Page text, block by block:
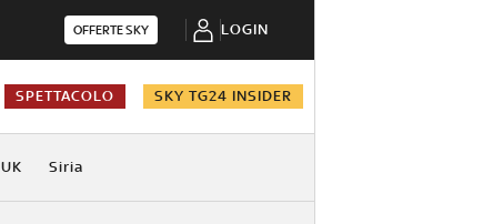
OFFERTE SKY LOGIN
SPETTACOLO SKY TG24 INSIDER
UK Siria